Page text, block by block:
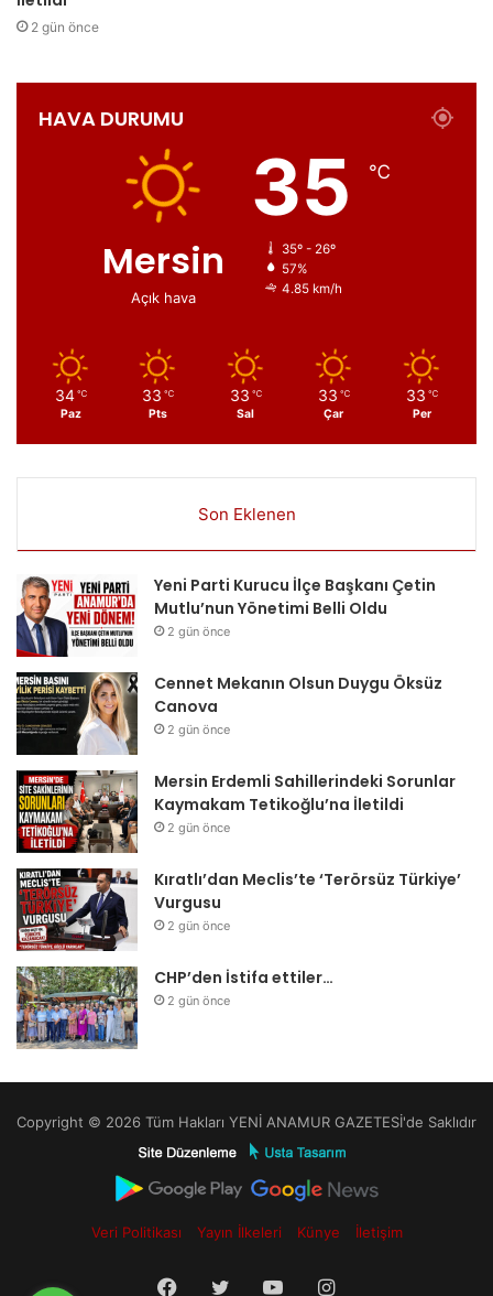
2 gün önce
HAVA DURUMU
Mersin
Açık hava
35 ℃
35º - 26º
57%
4.85 km/h
34 ℃
Paz
33 ℃
Pts
33 ℃
Sal
33 ℃
Çar
33 ℃
Per
Son Eklenen
Yeni Parti Kurucu İlçe Başkanı Çetin
Mutlu’nun Yönetimi Belli Oldu
2 gün önce
Cennet Mekanın Olsun Duygu Öksüz
Canova
2 gün önce
Mersin Erdemli Sahillerindeki Sorunlar
Kaymakam Tetikoğlu’na İletildi
2 gün önce
Kıratlı’dan Meclis’te ‘Terörsüz Türkiye’
Vurgusu
2 gün önce
CHP’den İstifa ettiler…
2 gün önce
Copyright © 2026 Tüm Hakları YENİ ANAMUR GAZETESİ'de Saklıdır
Veri Politikası Yayın İlkeleri Künye İletişim
Facebook
TwitterYouTubeInstagram